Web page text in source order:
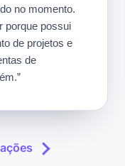
no momento.
porque possui
de projetos e
de